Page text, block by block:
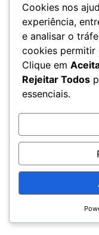
© 2026 –
Cookies nos
experiência,
e analisar o
cookies permitir
Clique em
Rejeitar Todos
essenciais.